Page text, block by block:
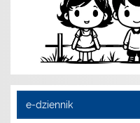
e-dziennik